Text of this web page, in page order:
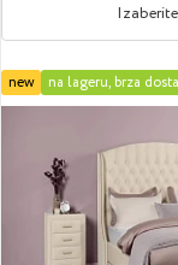
new na lageru, brza